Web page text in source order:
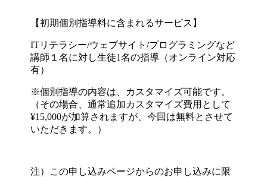
【初期個別指導料に含まれるサービス】
ITリテラシー/ウェブサイト/プログラミングなど
講師１名に対し生徒1名の指導（オンライン対応
有）
※個別指導の内容は、カスタマイズ可能です。
（その場合、通常追加カスタマイズ費用として
¥15,000が加算されますが、今回は無料とさせて
いただきます。）
注）この申し込みページからのお申し込みに限